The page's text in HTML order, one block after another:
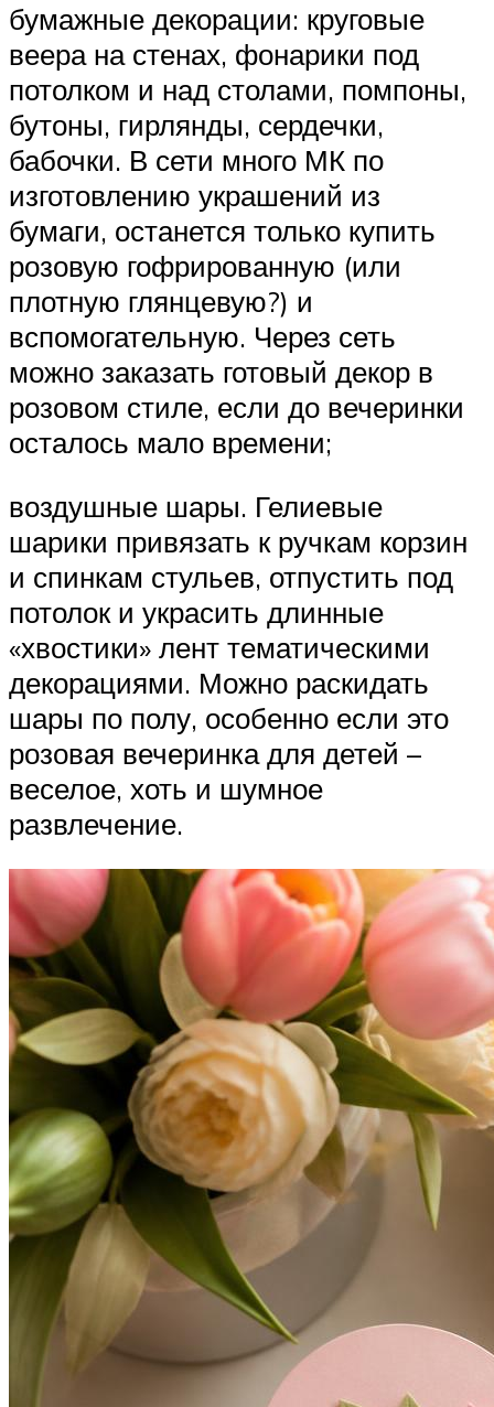
бумажные декорации: круговые
веера на стенах, фонарики под
потолком и над столами, помпоны,
бутоны, гирлянды, сердечки,
бабочки. В сети много МК по
изготовлению украшений из
бумаги, останется только купить
розовую гофрированную (или
плотную глянцевую?) и
вспомогательную. Через сеть
можно заказать готовый декор в
розовом стиле, если до вечеринки
осталось мало времени;
воздушные шары. Гелиевые
шарики привязать к ручкам корзин
и спинкам стульев, отпустить под
потолок и украсить длинные
«хвостики» лент тематическими
декорациями. Можно раскидать
шары по полу, особенно если это
розовая вечеринка для детей –
веселое, хоть и шумное
развлечение.